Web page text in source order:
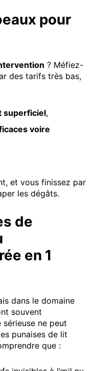
pour
? Méfiez-
des tarifs très bas,
superficiel,
voire
et vous finissez par
les dégâts.
de
en 1
dans le domaine
souvent
sérieuse ne peut
punaises de lit
que :